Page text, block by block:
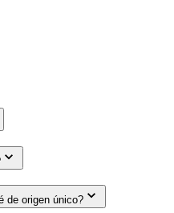
de origen único?